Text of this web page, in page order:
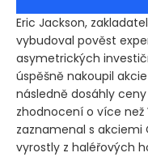
Eric Jackson,
vybudoval pověst
asymetrických
úspěšně nakoupil
následně dosáhly ceny
zhodnocení o více než
zaznamenal s akciemi
vyrostly z haléřových